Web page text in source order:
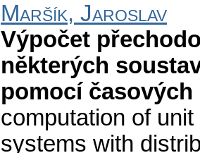
Maršík, Jaroslav
Výpočet
některých
pomocí časových
computation of
systems with